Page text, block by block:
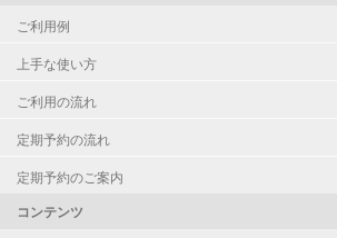
ご利用例
上手な使い方
ご利用の流れ
定期予約の流れ
定期予約のご案内
コンテンツ